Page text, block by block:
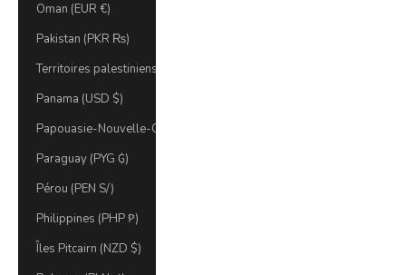
Oman (EUR €)
Pakistan (PKR ₨)
Territoires palestiniens (ILS ₪)
Panama (USD $)
Papouasie-Nouvelle-Guinée (PGK K)
Paraguay (PYG ₲)
Pérou (PEN S/)
Philippines (PHP ₱)
Îles Pitcairn (NZD $)